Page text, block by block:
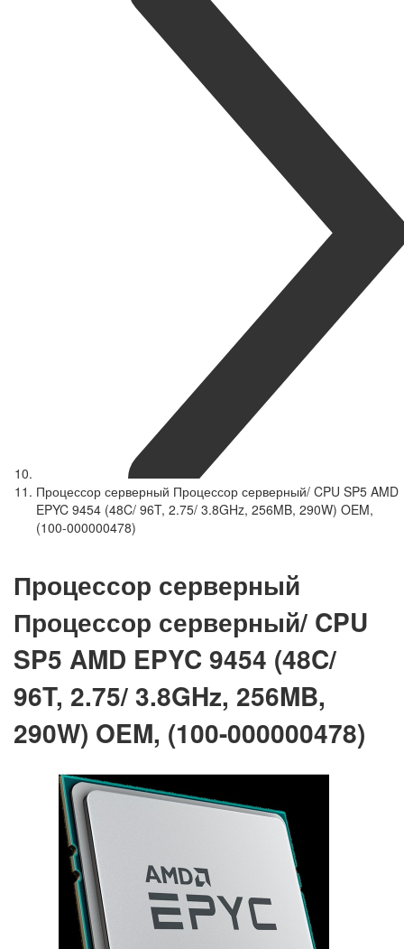
Процессор серверный Процессор серверный/ CPU SP5 AMD
EPYC 9454 (48C/ 96T, 2.75/ 3.8GHz, 256MB, 290W) OEM,
(100-000000478)
Процессор серверный
Процессор серверный/ CPU
SP5 AMD EPYC 9454 (48C/
96T, 2.75/ 3.8GHz, 256MB,
290W) OEM, (100-000000478)